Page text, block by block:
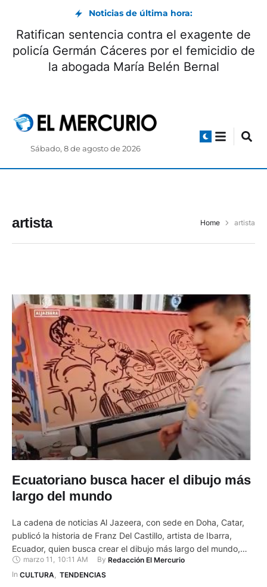
Noticias de última hora:
Ratifican sentencia contra el exagente de
policía Germán Cáceres por el femicidio de
la abogada María Belén Bernal
Sábado, 8 de agosto de 2026
artista Home artista
Ecuatoriano busca hacer el dibujo más
largo del mundo
La cadena de noticias Al Jazeera, con sede en Doha, Catar,
publicó la historia de Franz Del Castillo, artista de Ibarra,
Ecuador, quien busca crear el dibujo más largo del mundo,
con una extensión de 3.000 metros (m).El reportaje,
presentado en formato de video y en inglés, lleva por título:
marzo 11 , 10:11 AM By Redacción El Mercurio
In CULTURA TENDENCIAS